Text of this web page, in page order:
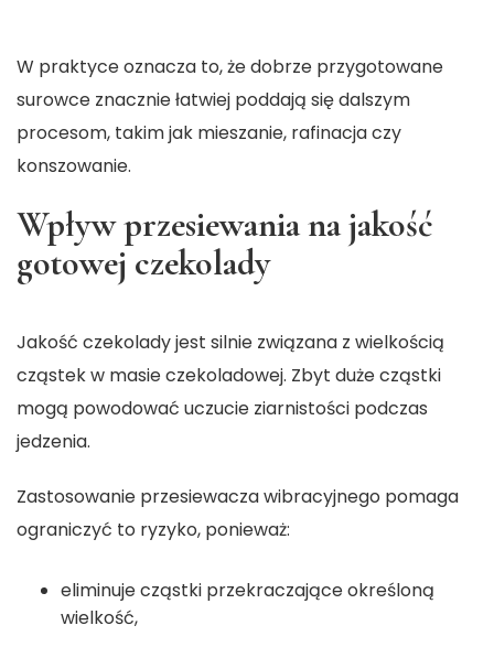
W praktyce oznacza to, że dobrze przygotowane
surowce znacznie łatwiej poddają się dalszym
procesom, takim jak mieszanie, rafinacja czy
konszowanie.
Wpływ przesiewania na jakość
gotowej czekolady
Jakość czekolady jest silnie związana z wielkością
cząstek w masie czekoladowej. Zbyt duże cząstki
mogą powodować uczucie ziarnistości podczas
jedzenia.
Zastosowanie przesiewacza wibracyjnego pomaga
ograniczyć to ryzyko, ponieważ:
eliminuje cząstki przekraczające określoną
wielkość,